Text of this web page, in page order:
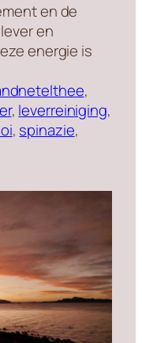
en de
en
energie is
, leverreiniging
, spinazie